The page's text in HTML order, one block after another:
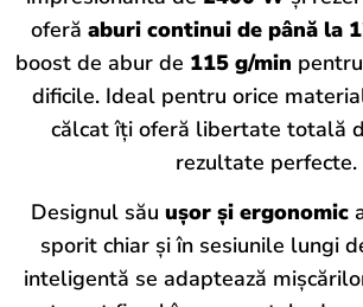
oferă aburi continui de până la
boost de abur de 115 g/min
dificile. Ideal pentru orice
călcat îți oferă libertate totală
rezultate perfecte.
Designul său ușor și ergonomic
sporit chiar și în sesiunile lungi
inteligentă se adaptează